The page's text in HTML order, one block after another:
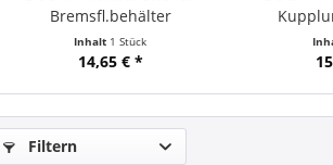
Bremsfl.behälter
Inhalt 1 Stück
14,65 € *
Filtern